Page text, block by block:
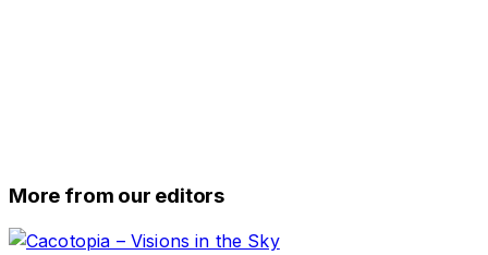
More from our editors